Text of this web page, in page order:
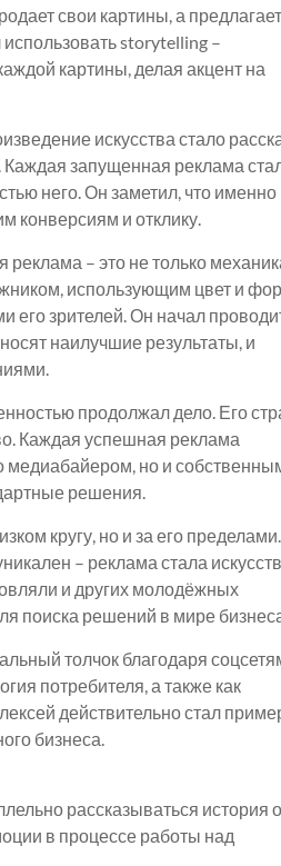
свои картины, а предлагает
storytelling –
картины, делая акцент на
искусства стало
запущенная реклама
него. Он заметил, что именно
конверсиям и отклику.
– это не только
использующим цвет и
его зрителей. Он начал
наилучшие результаты, и
продолжал дело. Его
Каждая успешная реклама
медиабайером, но и
решения.
кругу, но и за его пределами.
– реклама стала
и других молодёжных
поиска решений в мире
толчок благодаря
потребителя, а также как
действительно стал
бизнеса.
рассказываться история
в процессе работы над